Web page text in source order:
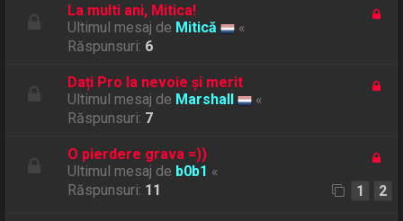
La multi ani, Mitica!
Ultimul mesaj de Mitică
«
Răspunsuri: 6
Dați Pro la nevoie și merit
Ultimul mesaj de Marshall
«
Răspunsuri: 7
O pierdere grava =))
Ultimul mesaj de b0b1 «
Răspunsuri: 11 1 2